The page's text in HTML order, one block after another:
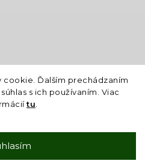
cookie. Ďalším prechádzaním
s ich používaním. Viac
tu
2026Gardin. Všetky práva